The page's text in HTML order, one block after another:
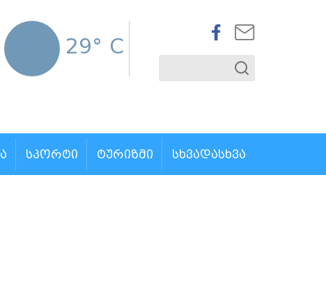
29° C
ᲡᲞᲝᲠᲢᲘ ᲢᲣᲠᲘᲖᲛᲘ ᲡᲮᲕᲐᲓᲐᲡᲮᲕᲐ